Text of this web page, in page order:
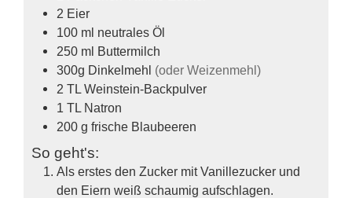
2 Eier
100 ml neutrales Öl
250 ml Buttermilch
300g Dinkelmehl (oder Weizenmehl)
2 TL Weinstein-Backpulver
1 TL Natron
200 g frische Blaubeeren
So geht's:
Als erstes den Zucker mit Vanillezucker und
den Eiern weiß schaumig aufschlagen.